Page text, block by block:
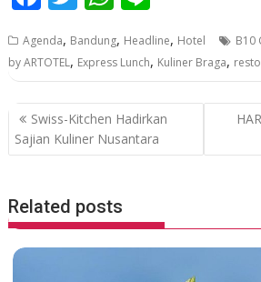
e
b
o
o
itt
er
at
s
A
p
e
Agenda, Bandung, Headline, Hotel B10
by ARTOTEL, Express Lunch, Kuliner Braga,
P
o
n
a
v
Swiss-Kitchen Hadirkan
Sajian Kuliner Nusantara
Related posts